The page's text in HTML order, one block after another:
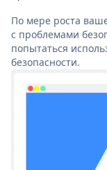
По мере роста
с проблемами
попытаться
безопасности.